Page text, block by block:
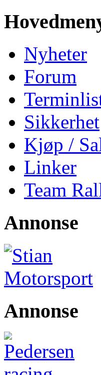
Nyheter
Forum
Sikkerhet
Kjøp /
Linker
Team
Annonse
Annonse